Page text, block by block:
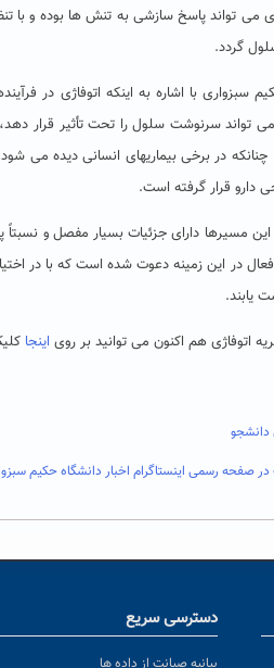
می تواند پاسخ سازشی به تنش ها بوده و با
گردد.
سبزواری با اشاره به اینکه اتوفاژی در
تواند سرنوشت سلول را تحت تأثیر قرار دهد،
در برخی بیماریهای انسانی دیده می
دارو قرار گرفته است.
این مسیرها دارای جزئیات بسیار مفصل و
در این زمینه دعوت شده است که با در
یابند.
اتوفاژی هم اکنون می توانید بر روی اینجا
صفحه رسمی اینستاگرام اخبار دانشگاه حکیم
دسترسی سریع